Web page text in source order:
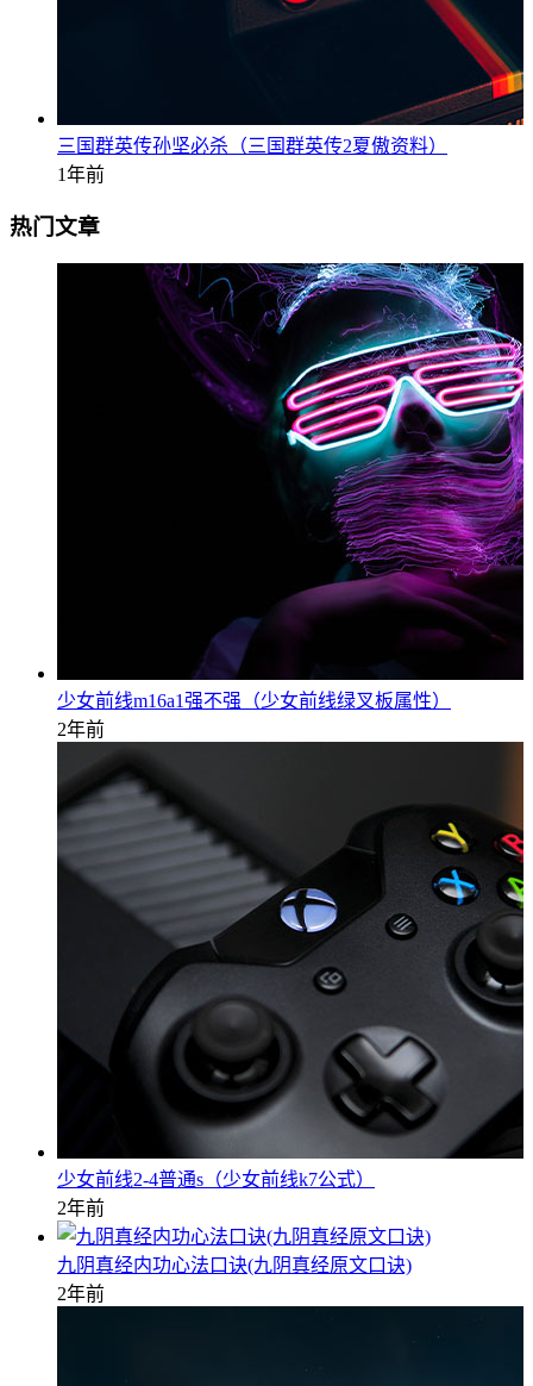
三国群英传孙坚必杀（三国群英传2夏傲资料）
1年前
热门文章
少女前线m16a1强不强（少女前线绿叉板属性）
2年前
少女前线2-4普通s（少女前线k7公式）
2年前
九阴真经内功心法口诀(九阴真经原文口诀)
2年前